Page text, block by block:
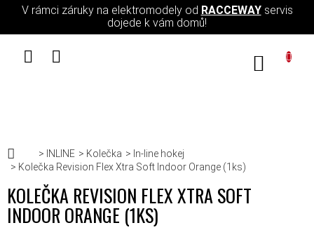
Přejít na obsah
V rámci záruky na elektromodely od RACCEWAYservis
dojede k vám domů!
DomůINLINE Kolečka
In-line hokej
Kolečka Revision Flex Xtra Soft Indoor Orange (1ks)
KOLEČKA REVISION FLEX XTRA SOFT
INDOOR ORANGE (1KS)